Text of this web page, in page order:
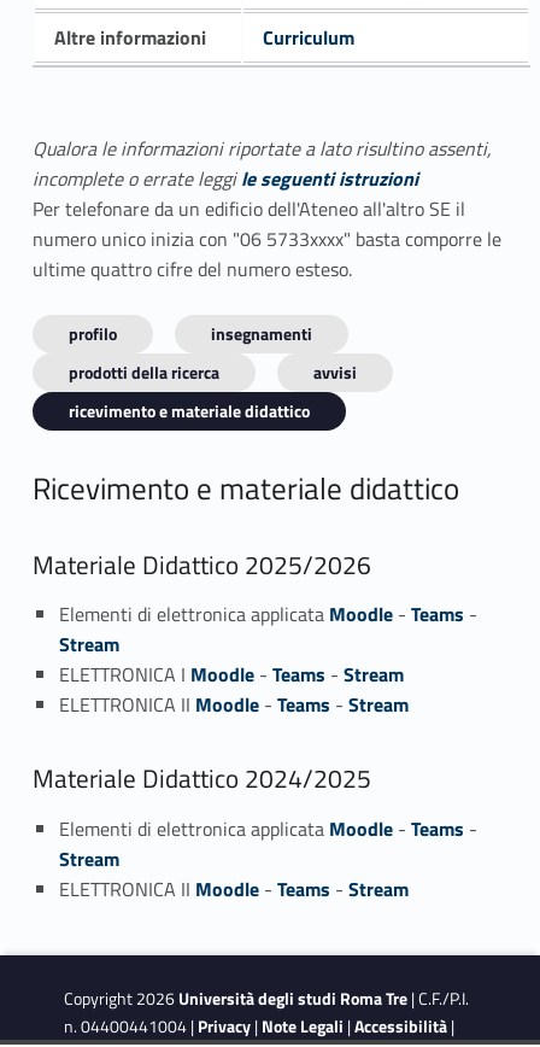
Altre informazioni
Curriculum
Qualora le informazioni riportate a lato risultino assenti,
incomplete o errate leggile seguenti istruzioni
Per telefonare da un edificio dell'Ateneo all'altro SE il
numero unico inizia con "06 5733xxxx" basta comporre le
ultime quattro cifre del numero esteso.
profilo
insegnamenti
prodotti della ricerca
avvisi
ricevimento e materiale didattico
Ricevimento e materiale didattico
Materiale Didattico 2025/2026
Elementi di elettronica applicata Moodle- Teams -
Stream
ELETTRONICA I Moodle- Teams - Stream
ELETTRONICA II Moodle- Teams - Stream
Materiale Didattico 2024/2025
Elementi di elettronica applicata Moodle- Teams -
Stream
ELETTRONICA II Moodle- Teams - Stream
Copyright 2026Università degli studi Roma Tre| C.F./P.I.
n. 04400441004 |Privacy|Note Legali |Accessibilità|